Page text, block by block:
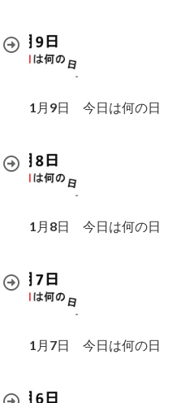
1月9日 今日は何の日
1月8日 今日は何の日
1月7日 今日は何の日